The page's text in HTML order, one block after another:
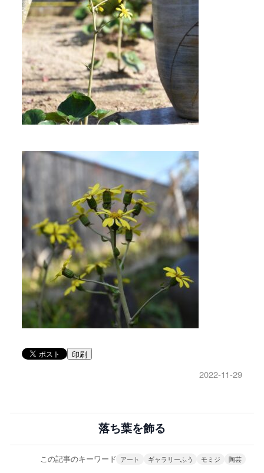
印刷
2022-11-29
落ち葉を飾る
この記事のキーワード アート ギャラリーふう モミジ 陶芸